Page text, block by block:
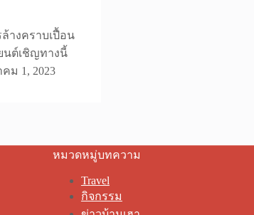
างคราบเปื้อน
นต์เชิญทางนี้
ม 1, 2023
หมวดหมู่บทความ
Travel
กิจกรรม